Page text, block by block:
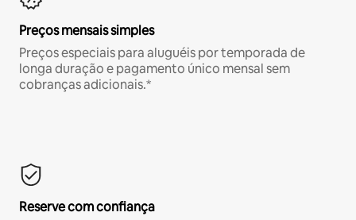
Preços mensais simples
Preços especiais para aluguéis por temporada de
longa duração e pagamento único mensal sem
cobranças adicionais.*
Reserve com confiança